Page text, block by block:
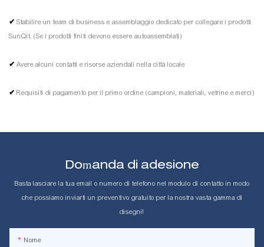
✔ Stabilire un team di business e assemblaggio dedicato per collegare i prodotti
SunQit. (Se i prodotti finiti devono essere autoassemblati)
✔ Avere alcuni contatti e risorse aziendali nella città locale
✔ Requisiti di pagamento per il primo ordine (campioni, materiali, vetrine e merci)
Domanda di adesione
Basta lasciare la tua email o numero di telefono nel modulo di contatto in modo
che possiamo inviarti un preventivo gratuito per la nostra vasta gamma di
disegni!
Nome